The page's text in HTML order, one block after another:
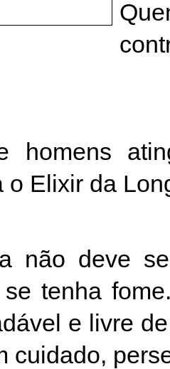
homens
o Elixir da
não deve
tenha
e livre
cuidado,